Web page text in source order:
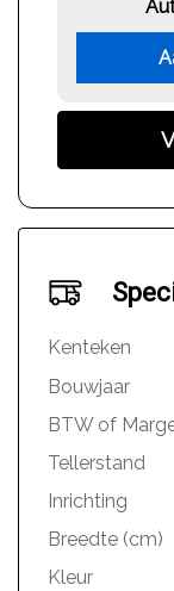
Kenteken
Bouwjaar
BTW of
Tellerstand
Inrichting
Breedte (cm)
Kleur